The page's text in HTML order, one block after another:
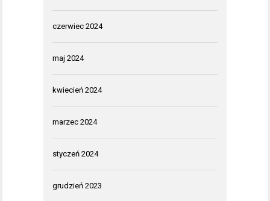
czerwiec 2024
maj 2024
kwiecień 2024
marzec 2024
styczeń 2024
grudzień 2023